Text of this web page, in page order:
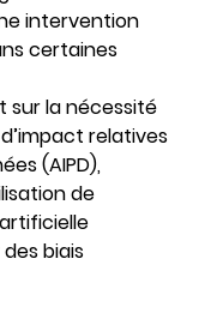
intervention
certaines
sur la nécessité
relatives
(AIPD),
de
biais